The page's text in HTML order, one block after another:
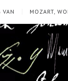
VAN MOZART,